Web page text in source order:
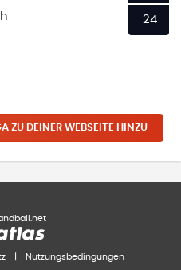
24
ZU DEINER WEBSEITE HINZU
Nutzungsbedingungen